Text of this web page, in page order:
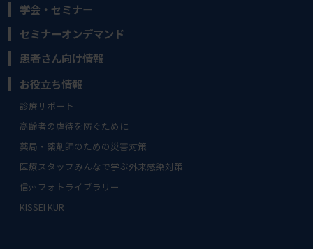
学会・セミナー
セミナーオンデマンド
患者さん向け情報
お役立ち情報
診療サポート
高齢者の虐待を防ぐために
薬局・薬剤師のための災害対策
医療スタッフみんなで学ぶ外来感染対策
信州フォトライブラリー
KISSEI KUR